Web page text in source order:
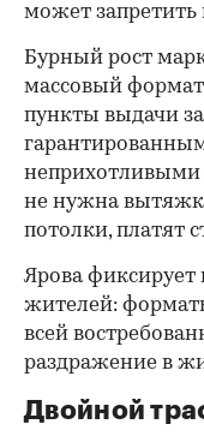
может запретить
Бурный рост
массовый
пункты выдачи
не нужна
потолки, платят
Ярова фиксирует
жителей:
всей
раздражение в
Двойной